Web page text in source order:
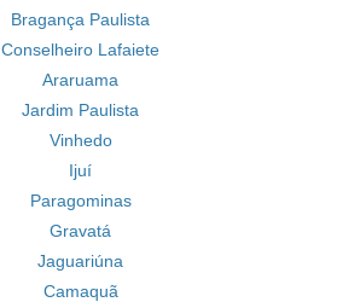
Bragança Paulista
Conselheiro Lafaiete
Araruama
Jardim Paulista
Vinhedo
Ijuí
Paragominas
Gravatá
Jaguariúna
Camaquã